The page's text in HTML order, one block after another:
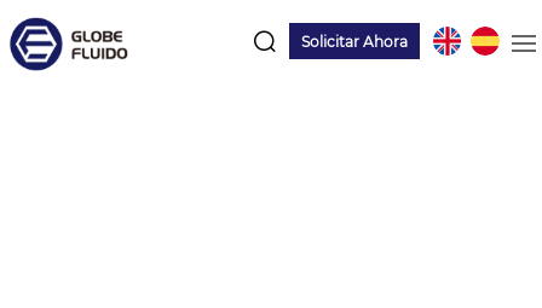
Solicitar Ahora